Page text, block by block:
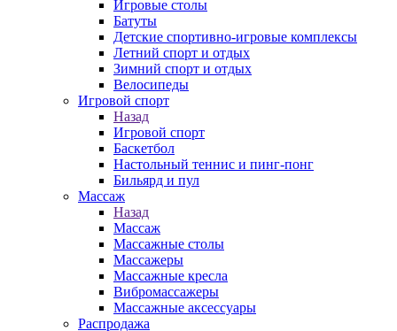
Игровые столы
Батуты
Детские спортивно-игровые комплексы
Летний спорт и отдых
Зимний спорт и отдых
Велосипеды
Игровой спорт
Назад
Игровой спорт
Баскетбол
Настольный теннис и пинг-понг
Бильярд и пул
Массаж
Назад
Массаж
Массажные столы
Массажеры
Массажные кресла
Вибромассажеры
Массажные аксессуары
Распродажа